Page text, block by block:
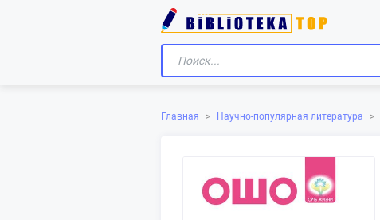
Главная > Научно-популярная литература >